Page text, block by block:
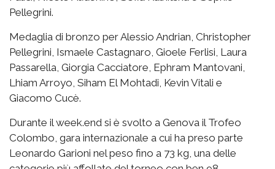
Pellegrini.
Medaglia di bronzo per Alessio Andrian, Christopher
Pellegrini, Ismaele Castagnaro, Gioele Ferlisi, Laura
Passarella, Giorgia Cacciatore, Ephram Mantovani,
Lhiam Arroyo, Siham El Mohtadi, Kevin Vitali e
Giacomo Cucè.
Durante il week.end si è svolto a Genova il Trofeo
Colombo, gara internazionale a cui ha preso parte
Leonardo Garioni nel peso fino a 73 kg, una delle